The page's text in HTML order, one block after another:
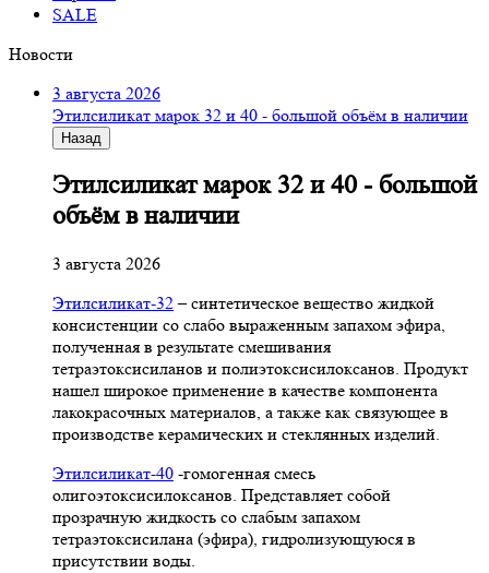
SALE
Новости
3 августа 2026
Этилсиликат марок 32 и 40 - большой объём в наличии
Назад
Этилсиликат марок 32 и 40 - большой
объём в наличии
3 августа 2026
Этилсиликат-32– синтетическое вещество жидкой
консистенции со слабо выраженным запахом эфира,
полученная в результате смешивания
тетpаэтоксисиланов и полиэтоксисилоксанов. Продукт
нашел широкое применение в качестве компонента
лакокрасочных материалов, а также как связующее в
производстве керамических и стеклянных изделий.
Этилсиликат-40 -гомогенная смесь
олигоэтоксисилоксанов. Представляет собой
прозрачную жидкость со слабым запахом
тетраэтоксисилана (эфира), гидролизующуюся в
присутствии воды.